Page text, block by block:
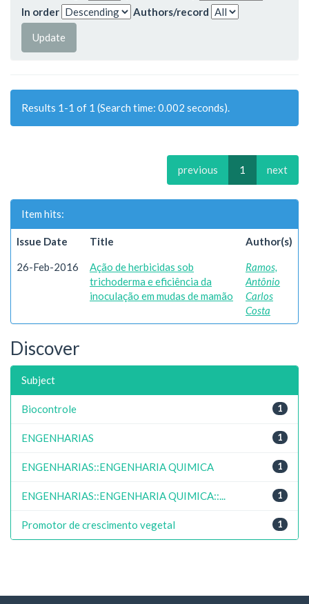
In order
Authors/record
Results 1-1 of 1 (Search time: 0.002 seconds).
previous 1 next
Item hits:
Issue Date Title Author(s)
26-Feb-2016
Ação de herbicidas sob
trichoderma e eficiência da
inoculação em mudas de mamão
Ramos,
Antônio
Carlos
Costa
Discover
Subject
1
Biocontrole
1
ENGENHARIAS
1
ENGENHARIAS::ENGENHARIA QUIMICA
1
ENGENHARIAS::ENGENHARIA QUIMICA::...
1
Promotor de crescimento vegetal